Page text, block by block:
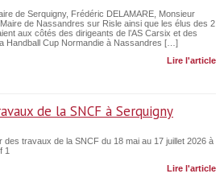
de Serquigny, Frédéric DELAMARE, Monsieur
de Nassandres sur Risle ainsi que les élus des 2
aux côtés des dirigeants de l’AS Carsix et des
Handball Cup Normandie à Nassandres […]
Lire l'article
de la SNCF à Serquigny
des travaux de la SNCF du 18 mai au 17 juillet 2026 à
1
Lire l'article